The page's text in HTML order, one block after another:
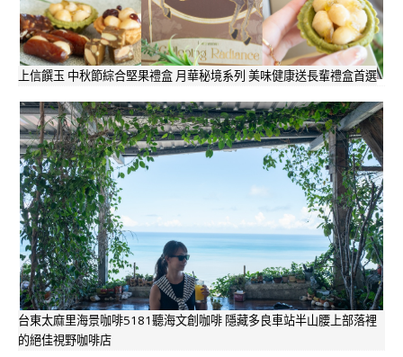
上信饌玉 中秋節綜合堅果禮盒 月華秘境系列 美味健康送長輩禮盒首選
台東太麻里海景咖啡5181聽海文創咖啡 隱藏多良車站半山腰上部落裡
的絕佳視野咖啡店